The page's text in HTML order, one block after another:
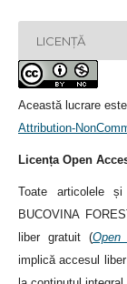
LICENȚĂ
Această lucrare
Attribution-
Licența Open
Toate articolele
BUCOVINA
liber gratuit (Open
implică accesul